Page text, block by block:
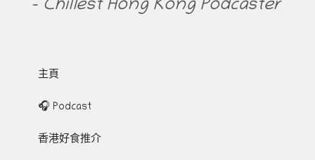
- Chillest Hong Kong Podcaster
主頁
🎧 Podcast
香港好食推介